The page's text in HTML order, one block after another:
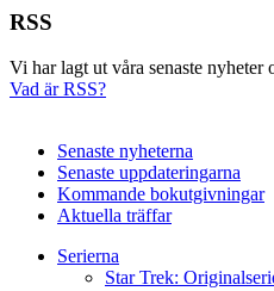
RSS
Vi har lagt ut våra senaste
Vad är RSS?
Senaste nyheterna
Senaste uppdateringarna
Kommande bokutgivningar
Aktuella träffar
Serierna
Star Trek: